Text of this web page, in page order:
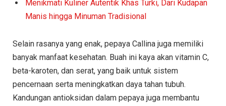
Menikmati Kuliner Autentik Khas Turki, Dari Kudapan
Manis hingga Minuman Tradisional
Selain rasanya yang enak, pepaya Callina juga memiliki
banyak manfaat kesehatan. Buah ini kaya akan vitamin C,
beta-karoten, dan serat, yang baik untuk sistem
pencernaan serta meningkatkan daya tahan tubuh.
Kandungan antioksidan dalam pepaya juga membantu